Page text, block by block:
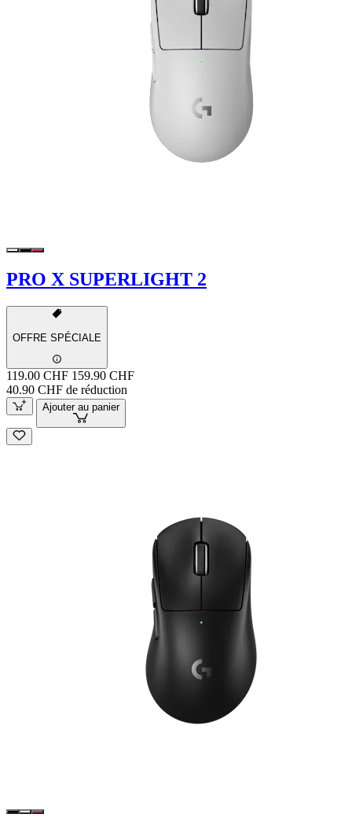
PRO X SUPERLIGHT 2
OFFRE SPÉCIALE
119.00 CHF 159.90 CHF
40.90 CHF de réduction
Ajouter au panier